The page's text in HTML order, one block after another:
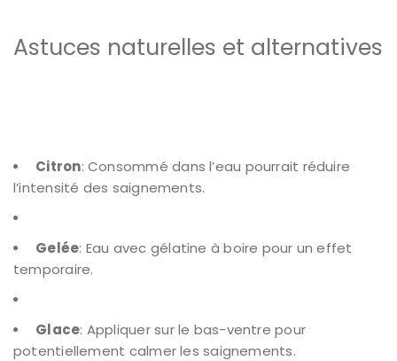
Astuces naturelles et alternatives
Citron: Consommé dans l’eau pourrait réduire
l’intensité des saignements.
Gelée: Eau avec gélatine à boire pour un effet
temporaire.
Glace: Appliquer sur le bas-ventre pour
potentiellement calmer les saignements.